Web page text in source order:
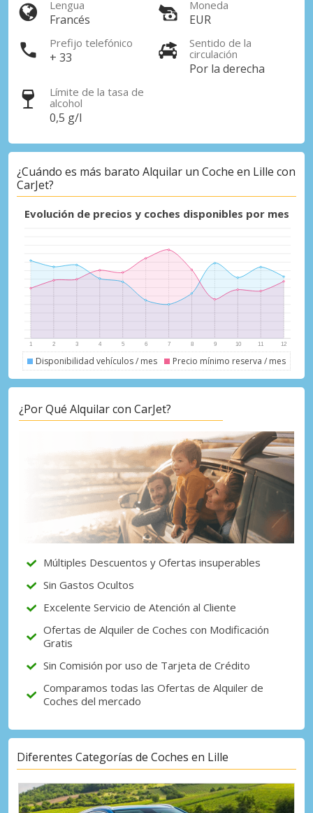
Descuentos especiales
Iniciar sesión con eLink
Lengua
Francés
Moneda
EUR
Prefijo telefónico
+ 33
Sentido de la
circulación
Por la derecha
Límite de la tasa de
alcohol
0,5 g/l
¿Cuándo es más barato Alquilar un Coche en Lille con
CarJet?
Evolución de precios y coches disponibles por mes
Disponibilidad vehículos / mes Precio mínimo reserva / mes
¿Por Qué Alquilar con CarJet?
Múltiples Descuentos y Ofertas insuperables
Sin Gastos Ocultos
Excelente Servicio de Atención al Cliente
Ofertas de Alquiler de Coches con Modificación
Gratis
Sin Comisión por uso de Tarjeta de Crédito
Comparamos todas las Ofertas de Alquiler de
Coches del mercado
Diferentes Categorías de Coches en Lille